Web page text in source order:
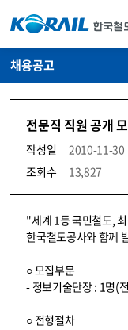
채용공고
전문직 직원 공개
작성일
2010-11-30
조회수
13,827
코레일소개_경영공시_채용공고 상세보기 – 내용, 파일, 담당자 연락처로 구성
"세계 1등 국민철도,
한국철도공사와 함께
○ 모집부문
- 정보기술단장 : 1명(
○ 전형절차